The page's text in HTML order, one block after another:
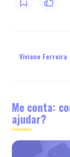
Viviane Ferreira
Me conta:
ajudar?